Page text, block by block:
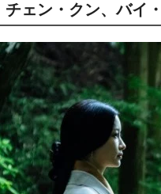
チェン・クン、バイ